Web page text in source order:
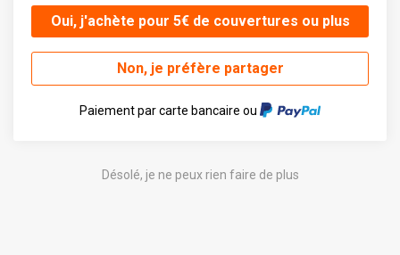
Oui, j'achète pour 5€ de couvertures ou plus
Non, je préfère partager
Paiement par carte bancaire ou
Désolé, je ne peux rien faire de plus